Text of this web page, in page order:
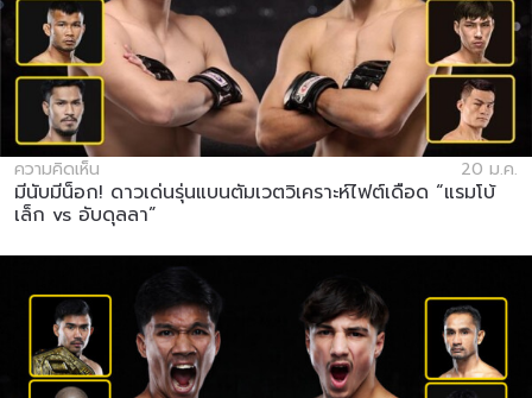
ความคิดเห็น 20 ม.ค.
มีนับมีน็อก! ดาวเด่นรุ่นแบนตัมเวตวิเคราะห์ไฟต์เดือด “แรมโบ้
เล็ก vs อับดุลลา”